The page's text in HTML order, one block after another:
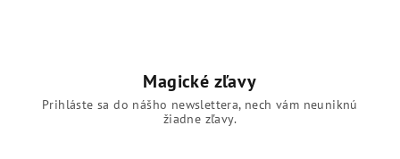
Magické zľavy
Prihláste sa do nášho newslettera, nech vám neuniknú
žiadne zľavy.